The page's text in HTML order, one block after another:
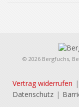
© 2026 Bergfuchs,
Vertrag widerrufen
Datenschutz